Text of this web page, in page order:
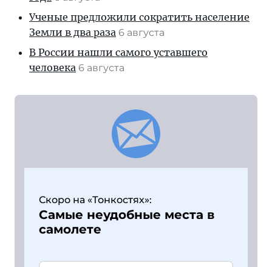
Ученые предложили сократить население
Земли в два раза 6 августа
В России нашли самого уставшего
человека 6 августа
Скоро на «Тонкостях»:
Самые неудобные места в
самолете